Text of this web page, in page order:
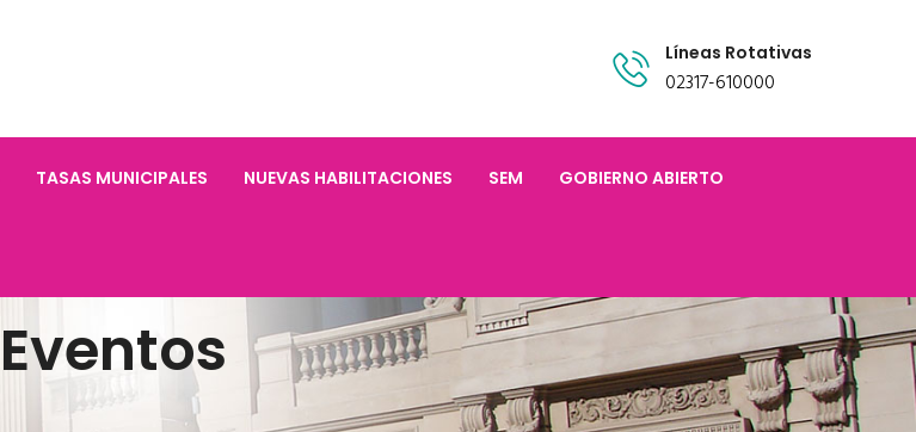
Líneas Rotativas
02317-610000
TASAS MUNICIPALES NUEVAS HABILITACIONES SEM GOBIERNO ABIERTO
Eventos